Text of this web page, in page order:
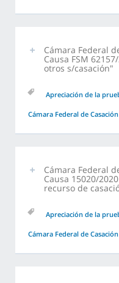
Cámara Federal
Causa FSM
otros s/casación"
Apreciación de la
Cámara Federal de
Cámara Federal
Causa 15020/
recurso de
Apreciación de la
Cámara Federal de